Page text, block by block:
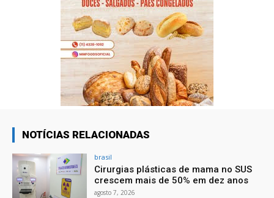
NOTÍCIAS RELACIONADAS
brasil
Cirurgias plásticas de mama no SUS
crescem mais de 50% em dez anos
agosto 7, 2026